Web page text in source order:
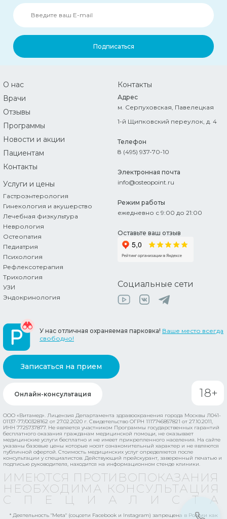
Подписаться
О нас
Врачи
Отзывы
Программы
Новости и акции
Пациентам
Контакты
Услуги и цены
Гастроэнтерология
Гинекология и акушерство
Лечебная физкультура
Неврология
Остеопатия
Педиатрия
Психология
Рефлексотерапия
Трихология
УЗИ
Эндокринология
Контакты
Адрес
м. Серпуховская, Павелецкая
1-й Щипковский переулок, д. 4
Телефон
8 (495) 937-70-10
Электронная почта
info@osteopoint.ru
Режим работы
ежедневно с 9:00 до 21:00
Оставьте ваш отзыв
Социальные сети
Записаться на прием
Онлайн-консультация
У нас отличная охраняемая парковка! Ваше место всегда
свободно!
18+
ООО «Витамед». Лицензия Департамента здравоохранения города Москвы Л041-
01137-77/00328162 от 27.02.2020 г. Свидетельство ОГРН 1117746857821 от 27.10.2011,
ИНН 7725737877. Не является участником Программы государственных гарантий
бесплатного оказания гражданам медицинской помощи, не оказывает
медицинские услуги бесплатно и не имеет прикрепленного населения. На сайте
указаны базовые цены которые носят ознакомительный характер и не являются
публичной офертой. Стоимость медицинских услуг определяется после
консультации у специалистов. Действующий прейскурант, заверенный печатью и
подписью руководителя, находится на информационном стенде клиники.
ИМЕЮТСЯ ПРОТИВОПОКАЗАНИЯ
НЕОБХОДИМА КОНСУЛЬТАЦИЯ
* Деятельность "Meta" (соцсети Facebook и Instagram) запрещена в России как